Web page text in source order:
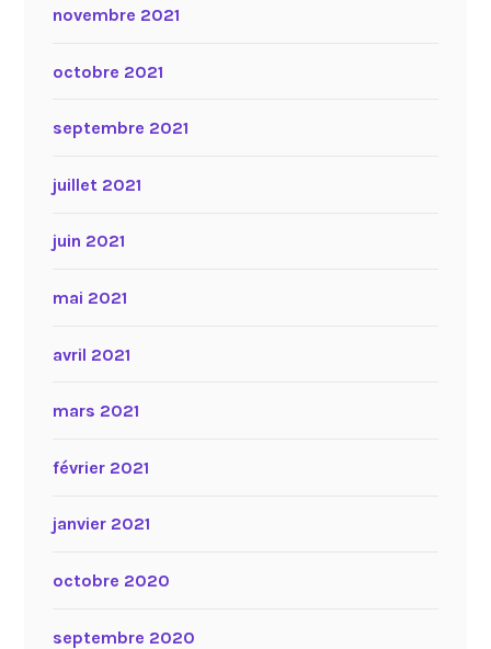
novembre 2021
octobre 2021
septembre 2021
juillet 2021
juin 2021
mai 2021
avril 2021
mars 2021
février 2021
janvier 2021
octobre 2020
septembre 2020